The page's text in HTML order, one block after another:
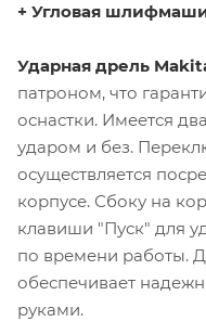
+ Угловая
Ударная дрель
патроном, что
оснастки. Имеется
ударом и без.
осуществляется
корпусе. Сбоку на
клавиши "Пуск" для
по времени работы.
обеспечивает
руками.